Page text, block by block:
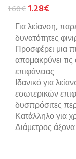
1.60€1.28€
Για λείανση,
δυνατότητες
Προσφέρει μια
απομακρύνει τις
επιφάνειας
Ιδανικό για
εσωτερικών
δυσπρόσιτες
Κατάλληλο για
Διάμετρος